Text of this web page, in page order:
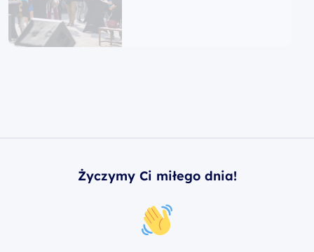
Życzymy Ci miłego dnia!